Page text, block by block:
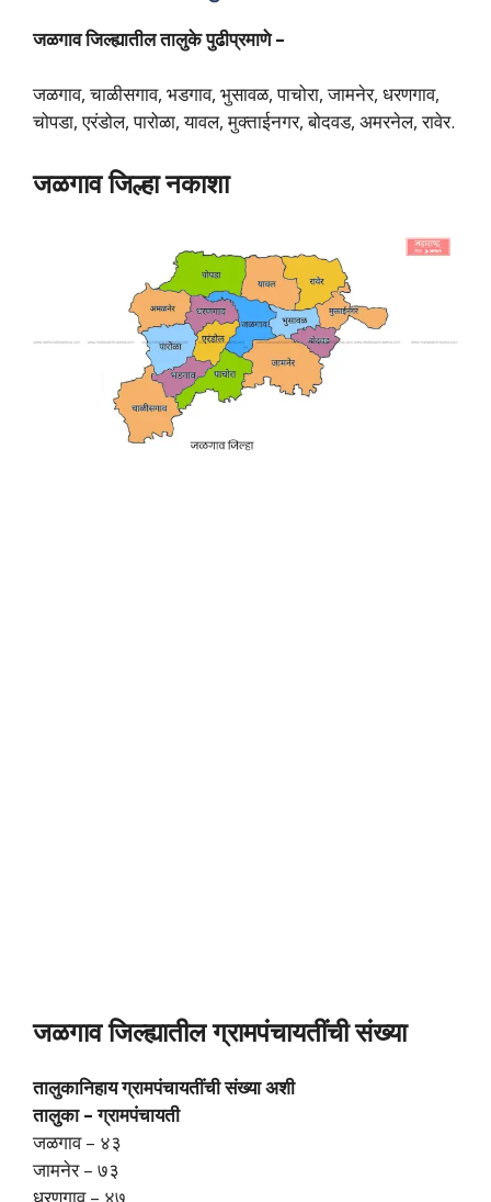
जळगाव जिल्ह्यातील तालुके पुढीप्रमाणे –
जळगाव, चाळीसगाव, भडगाव, भुसावळ, पाचोरा, जामनेर, धरणगाव,
चोपडा, एरंडोल, पारोळा, यावल, मुक्ताईनगर, बोदवड, अमरनेल, रावेर.
जळगाव जिल्हा नकाशा
जळगाव जिल्ह्यातील ग्रामपंचायतींची संख्या
तालुकानिहाय ग्रामपंचायतींची संख्या अशी
तालुका – ग्रामपंचायती
जळगाव – ४३
जामनेर – ७३